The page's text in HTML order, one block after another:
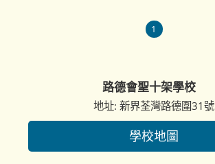
1
路德會聖十架學校
地址: 新界荃灣路德圍31號
學校地圖